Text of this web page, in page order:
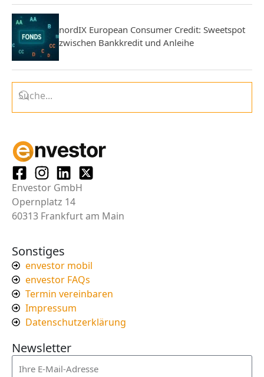
nordIX European Consumer Credit: Sweetspot
zwischen Bankkredit und Anleihe
Envestor GmbH
Opernplatz 14
60313 Frankfurt am Main
Sonstiges
envestor mobil
envestor FAQs
Termin vereinbaren
Impressum
Datenschutzerklärung
Newsletter